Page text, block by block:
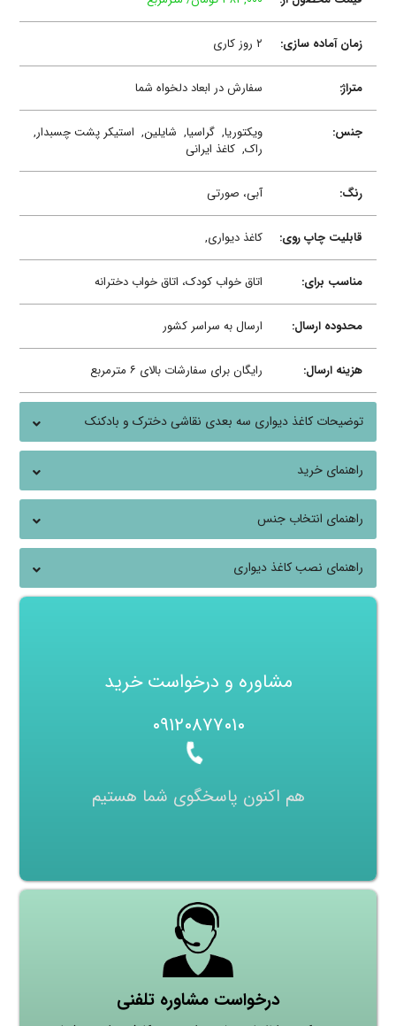
زمان آماده سازی: ۲ روز کاری
متراژ: سفارش در ابعاد دلخواه شما
جنس: ویکتوریا,گراسیا, شایلین, استیکر پشت چسبدار,
راک,کاغذ ایرانی
رنگ: آبی، صورتی
قابلیت چاپ روی: کاغذ دیواری,
مناسب برای: اتاق خواب کودک، اتاق خواب دخترانه
محدوده ارسال: ارسال به سراسر کشور
هزینه ارسال: رایگان برای سفارشات بالای ۶ مترمربع
توضیحات کاغذ دیواری سه بعدی نقاشی دخترک و بادکنک
راهنمای خرید
راهنمای انتخاب جنس
راهنمای نصب کاغذ دیواری
مشاوره و درخواست خرید
۰۹۱۲۰۸۷۷۰۱۰
هم اکنون پاسخگوی شما هستیم
درخواست مشاوره تلفنی